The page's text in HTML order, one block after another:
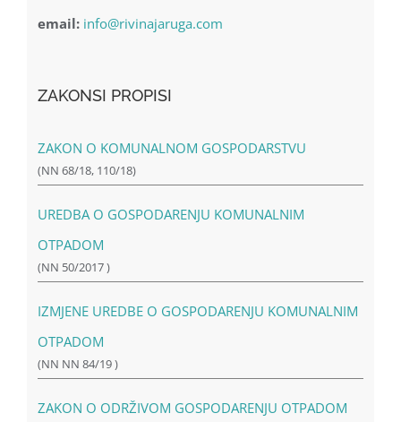
email: info@rivinajaruga.com
ZAKONSI PROPISI
ZAKON O KOMUNALNOM GOSPODARSTVU
(NN 68/18, 110/18)
UREDBA O GOSPODARENJU KOMUNALNIM
OTPADOM
(NN 50/2017 )
IZMJENE UREDBE O GOSPODARENJU KOMUNALNIM
OTPADOM
(NN NN 84/19 )
ZAKON O ODRŽIVOM GOSPODARENJU OTPADOM